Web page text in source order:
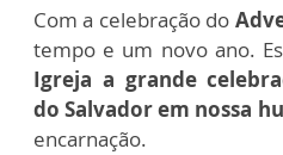
Com a celebração do
tempo e um novo ano.
Igreja a grande
do Salvador em nossa
encarnação.